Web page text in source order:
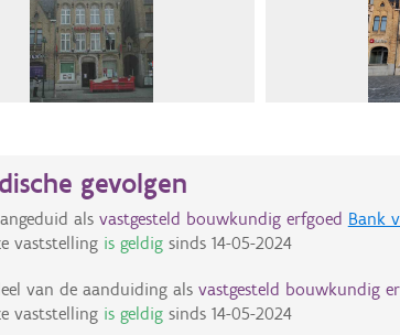
gevolgen
als vastgesteld bouwkundig erfgoed Bank
vaststelling is geldigsinds 14-05-2024
van de aanduiding als vastgesteld bouwkundig
vaststelling is geldigsinds 14-05-2024